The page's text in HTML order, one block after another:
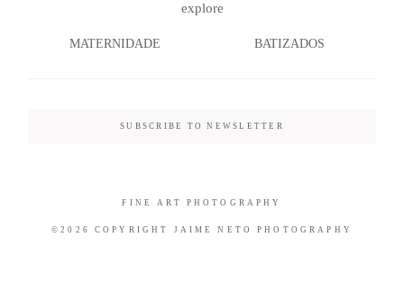
PHOTOGRAPHYexplore
MATERNIDADE BATIZADOS
SUBSCRIBE TO NEWSLETTER
©2026 COPYRIGHT JAIME NETO PHOTOGRAPHY
FINE ART PHOTOGRAPHY